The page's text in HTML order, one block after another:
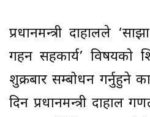
प्रधानमन्त्री दाहालले
गहन सहकार्य’ विषयको
शुक्रबार सम्बोधन गर्नुहुने
दिन प्रधानमन्त्री दाहाल